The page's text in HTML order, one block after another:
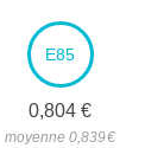
E85
0,804 €
moyenne 0,839€